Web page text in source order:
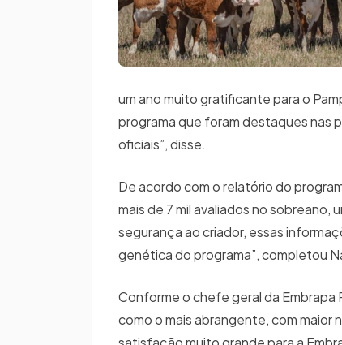
um ano muito gratificante para o
programa que foram destaques nas
oficiais”, disse.
De acordo com o relatório do
mais de 7 mil avaliados no
segurança ao criador, essas
genética do programa”, completou
Conforme o chefe geral da
como o mais abrangente, com maior